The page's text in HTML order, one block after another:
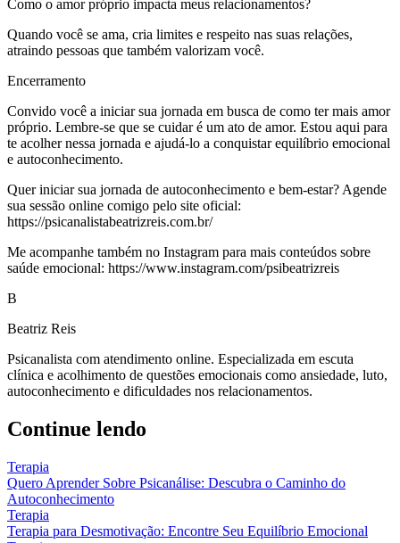
Como o amor próprio impacta meus relacionamentos?
Quando você se ama, cria limites e respeito nas suas relações,
atraindo pessoas que também valorizam você.
Encerramento
Convido você a iniciar sua jornada em busca de como ter mais amor
próprio. Lembre-se que se cuidar é um ato de amor. Estou aqui para
te acolher nessa jornada e ajudá-lo a conquistar equilíbrio emocional
e autoconhecimento.
Quer iniciar sua jornada de autoconhecimento e bem-estar? Agende
sua sessão online comigo pelo site oficial:
https://psicanalistabeatrizreis.com.br/
Me acompanhe também no Instagram para mais conteúdos sobre
saúde emocional: https://www.instagram.com/psibeatrizreis
B
Beatriz Reis
Psicanalista com atendimento online. Especializada em escuta
clínica e acolhimento de questões emocionais como ansiedade, luto,
autoconhecimento e dificuldades nos relacionamentos.
Continue lendo
Terapia
Quero Aprender Sobre Psicanálise: Descubra o Caminho do
Autoconhecimento
Terapia
Terapia para Desmotivação: Encontre Seu Equilíbrio Emocional